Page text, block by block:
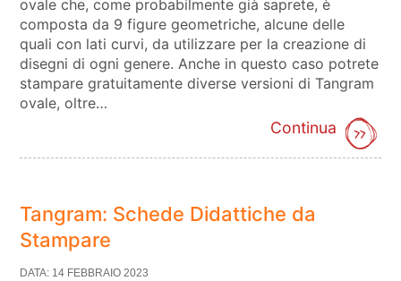
ovale che, come probabilmente già saprete, è
composta da 9 figure geometriche, alcune delle
quali con lati curvi, da utilizzare per la creazione di
disegni di ogni genere. Anche in questo caso potrete
stampare gratuitamente diverse versioni di Tangram
ovale, oltre…
Continua
Tangram: Schede Didattiche da
Stampare
DATA: 14 FEBBRAIO 2023